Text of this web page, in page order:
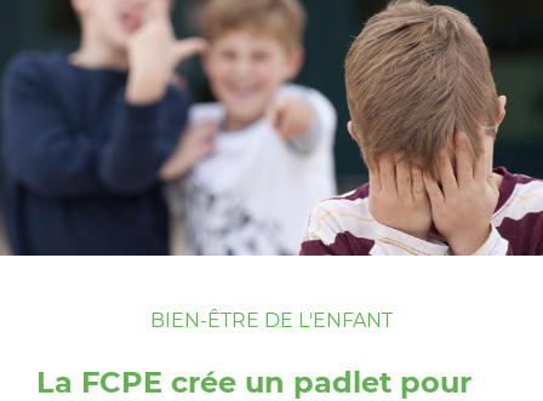
BIEN-ÊTRE DE L'ENFANT
La FCPE crée un padlet pour